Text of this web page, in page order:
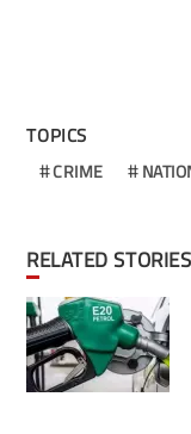
TOPICS
CRIME
RELATED STORIES